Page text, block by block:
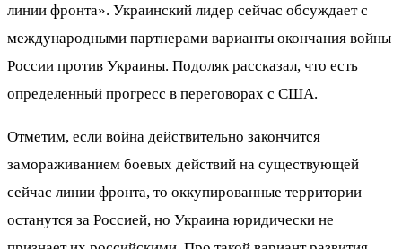
линии фронта». Украинский лидер сейчас обсуждает с
международными партнерами варианты окончания войны
России против Украины. Подоляк рассказал, что есть
определенный прогресс в переговорах с США.
Отметим, если война действительно закончится
замораживанием боевых действий на существующей
сейчас линии фронта, то оккупированные территории
останутся за Россией, но Украина юридически не